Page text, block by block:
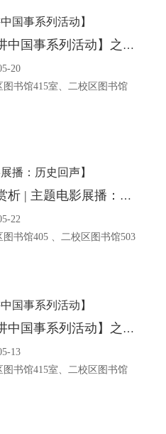
国事系列活动】
【用英语讲中国事系列活动】之三十一中华传统文化主题口语角报名通知[The traditional Chinese Bilingual English Corner event] No. 31Notice on Entering for the English Corner with the Theme of Chinese Traditional Culture
20
图书馆415室、二校区图书馆
播：历史回声】
经典电影赏析 | 主题电影展播：历史回声
22
书馆405 、二校区图书馆503
国事系列活动】
【用英语讲中国事系列活动】之三十 中华传统文化主题口语角报名通知[The traditional Chinese Bilingual English Corner event] No. 30 Notice on Entering for the English Corner with the Theme of Chinese Traditional Culture
13
图书馆415室、二校区图书馆